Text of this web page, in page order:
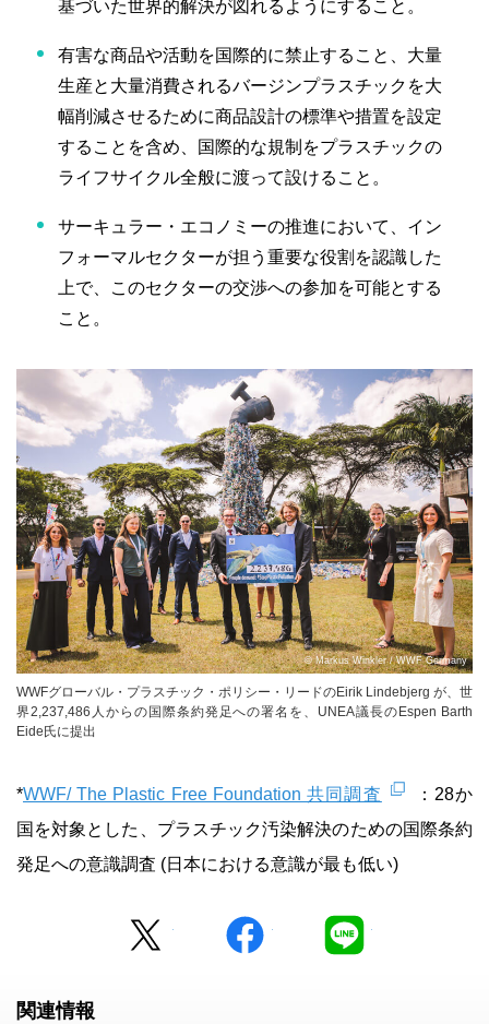
基づいた世界的解決が図れるようにすること。
有害な商品や活動を国際的に禁止すること、大量
生産と大量消費されるバージンプラスチックを大
幅削減させるために商品設計の標準や措置を設定
することを含め、国際的な規制をプラスチックの
ライフサイクル全般に渡って設けること。
サーキュラー・エコノミーの推進において、イン
フォーマルセクターが担う重要な役割を認識した
上で、このセクターの交渉への参加を可能とする
こと。
© Markus Winkler / WWF Germany
WWFグローバル・プラスチック・ポリシー・リードのEirik Lindebjerg が、世
界2,237,486人からの国際条約発足への署名を、UNEA議長のEspen Barth
Eide氏に提出
*WWF/ The Plastic Free Foundation 共同調査
：28か
国を対象とした、プラスチック汚染解決のための国際条約
発足への意識調査 (日本における意識が最も低い)
facebook
関連情報